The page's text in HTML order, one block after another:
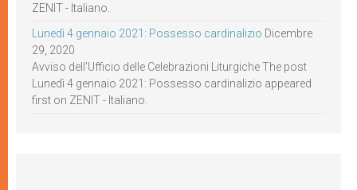
ZENIT - Italiano.
Lunedì 4 gennaio 2021: Possesso cardinalizio Dicembre
29, 2020
Avviso dell’Ufficio delle Celebrazioni Liturgiche The post
Lunedì 4 gennaio 2021: Possesso cardinalizio appeared
first on ZENIT - Italiano.